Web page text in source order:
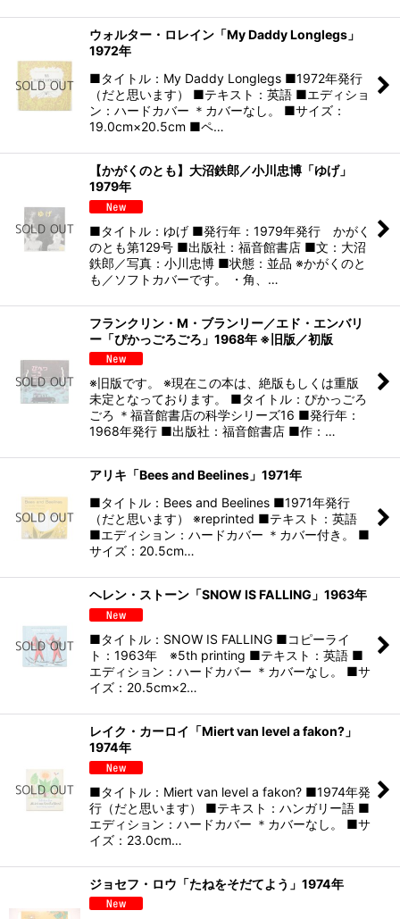
ウォルター・ロレイン「My Daddy Longlegs」
1972年
■タイトル：My Daddy Longlegs ■1972年発行
（だと思います） ■テキスト：英語 ■エディショ
ン：ハードカバー ＊カバーなし。 ■サイズ：
19.0cm×20.5cm ■ペ…
【かがくのとも】大沼鉄郎／小川忠博「ゆげ」
1979年
■タイトル：ゆげ ■発行年：1979年発行 かがく
のとも第129号 ■出版社：福音館書店 ■文：大沼
鉄郎／写真：小川忠博 ■状態：並品 ※かがくのと
も／ソフトカバーです。 ・角、…
フランクリン・M・ブランリー／エド・エンバリ
ー「ぴかっごろごろ」1968年 ※旧版／初版
※旧版です。 ※現在この本は、絶版もしくは重版
未定となっております。 ■タイトル：ぴかっごろ
ごろ ＊福音館書店の科学シリーズ16 ■発行年：
1968年発行 ■出版社：福音館書店 ■作：…
アリキ「Bees and Beelines」1971年
■タイトル：Bees and Beelines ■1971年発行
（だと思います） ※reprinted ■テキスト：英語
■エディション：ハードカバー ＊カバー付き。 ■
サイズ：20.5cm…
ヘレン・ストーン「SNOW IS FALLING」1963年
■タイトル：SNOW IS FALLING ■コピーライ
ト：1963年 ※5th printing ■テキスト：英語 ■
エディション：ハードカバー ＊カバーなし。 ■サ
イズ：20.5cm×2…
レイク・カーロイ「Miert van level a fakon?」
1974年
■タイトル：Miert van level a fakon? ■1974年発
行（だと思います） ■テキスト：ハンガリー語 ■
エディション：ハードカバー ＊カバーなし。 ■サ
イズ：23.0cm…
ジョセフ・ロウ「たねをそだてよう」1974年